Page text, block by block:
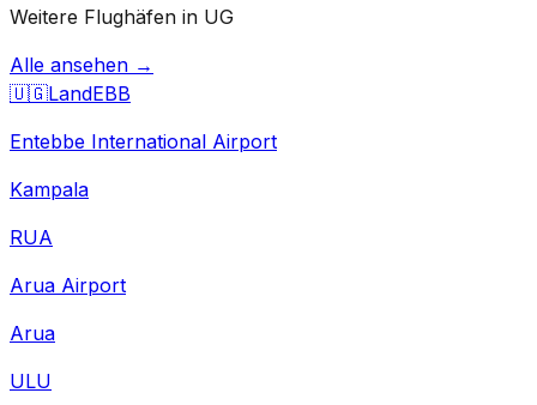
Weitere Flughäfen in UG
Alle ansehen →
🇺🇬LandEBB
Entebbe International Airport
Kampala
RUA
Arua Airport
Arua
ULU